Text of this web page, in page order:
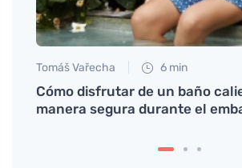
Tomáš Vařecha 6 min
Cómo disfrutar de un baño
manera segura durante el